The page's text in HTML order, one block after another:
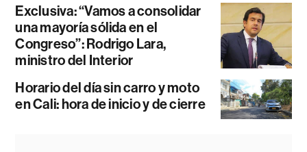
Exclusiva: “Vamos a consolidar
una mayoría sólida en el
Congreso”: Rodrigo Lara,
ministro del Interior
Horario del día sin carro y moto
en Cali: hora de inicio y de cierre